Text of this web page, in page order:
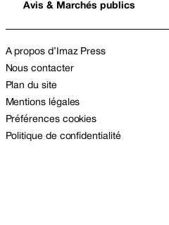
Avis & Marchés publics
A propos d’Imaz Press
Nous contacter
Plan du site
Mentions légales
Préférences cookies
Politique de confidentialité